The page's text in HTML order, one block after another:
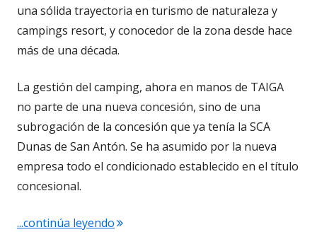
una sólida trayectoria en turismo de naturaleza y
campings resort, y conocedor de la zona desde hace
más de una década.
La gestión del camping, ahora en manos de TAIGA
no parte de una nueva concesión, sino de una
subrogación de la concesión que ya tenía la SCA
Dunas de San Antón. Se ha asumido por la nueva
empresa todo el condicionado establecido en el título
concesional.
...continúa leyendo"Carlos Mansilla. La apuesta de